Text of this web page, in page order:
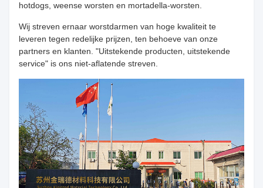
hotdogs, weense worsten en mortadella-worsten.
Wij streven ernaar worstdarmen van hoge kwaliteit te
leveren tegen redelijke prijzen, ten behoeve van onze
partners en klanten. "Uitstekende producten, uitstekende
service" is ons niet-aflatende streven.